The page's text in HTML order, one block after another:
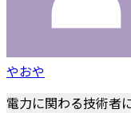
やおや
電力に関わる技術者